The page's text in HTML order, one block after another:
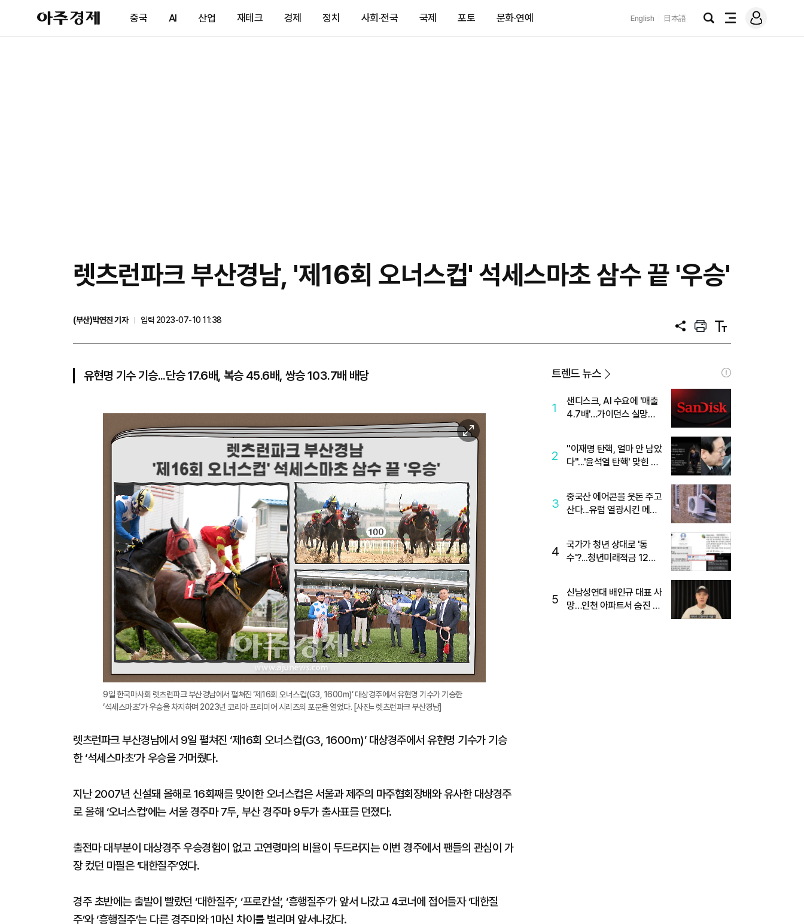
아
주
제
중국 AI 산업 재테크 경제 정치 사회·전국 국제 포토 문화·연예 English 日本語
검
전
메
그
​렛츠런파크 부산경남, '제16회 오너스컵' 석세스마초 삼수 끝 '우승'
(부산)박연진 기자
입력 2023-07-10 11:38
공
프
트
텍
트
유현명 기수 기승...단승 17.6배, 복승 45.6배, 쌍승 103.7배 배당
이
미
확
9일 한국마사회 렛츠런파크 부산경남에서 펼쳐진 ‘제16회 오너스컵(G3, 1600m)’ 대상경주에서 유현명 기수가 기승한
‘석세스마초’가 우승을 차지하며 2023년 코리아 프리미어 시리즈의 포문을 열었다. [사진= 렛츠런파크 부산경남]
렛츠런파크 부산경남에서 9일 펼쳐진 ‘제16회 오너스컵(G3, 1600m)’ 대상경주에서 유현명 기수가 기승
한 ‘석세스마초’가 우승을 거머줬다.
지난 2007년 신설돼 올해로 16회째를 맞이한 오너스컵은 서울과 제주의 마주협회장배와 유사한 대상경주
로 올해 ‘오너스컵’에는 서울 경주마 7두, 부산 경주마 9두가 출사표를 던졌다.
출전마 대부분이 대상경주 우승경험이 없고 고연령마의 비율이 두드러지는 이번 경주에서 팬들의 관심이 가
장 컸던 마필은 ‘대한질주’였다.
경주 초반에는 출발이 빨랐던 ‘대한질주’, ‘프로칸설’, ‘흥행질주’가 앞서 나갔고 4코너에 접어들자 ‘대한질
주’와 ‘흥행질주’는 다른 경주마와 1마신 차이를 벌리며 앞서나갔다.
트렌드 뉴스
1
샌디스크, AI 수요에 '매출
4.7배'…가이던스 실망에
2
"이재명 탄핵, 얼마 안 남았
다"...'윤석열 탄핵' 맞힌 무
3
중국산 에어콘을 웃돈 주고
산다...유럽 열광시킨 메이
4
국가가 청년 상대로 '통
수'?...청년미래적금 12%
5
신남성연대 배인규 대표 사
망…인천 아파트서 숨진 채